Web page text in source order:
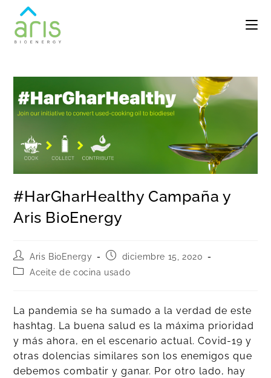
#HarGharHealthy Campaña y
Aris BioEnergy
Aris BioEnergy
diciembre 15, 2020
Aceite de cocina usado
La pandemia se ha sumado a la verdad de este
hashtag. La buena salud es la máxima prioridad
y más ahora, en el escenario actual. Covid-19 y
otras dolencias similares son los enemigos que
debemos combatir y ganar. Por otro lado, hay